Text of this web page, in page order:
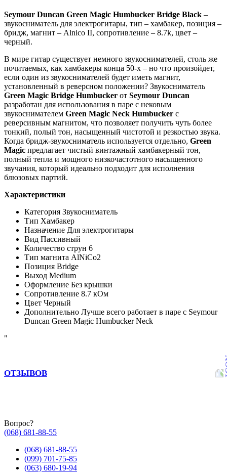
Seymour Duncan Green Magic Humbucker Bridge Black –
звукосниматель для электрогитары, тип – хамбакер, позиция –
бридж, магнит – Alnico II, сопротивление – 8.7k, цвет –
черный.
В мире гитар существует немного звукоснимателей, столь же
почитаемых, как хамбакеры конца 50-х – но что произойдет,
если один из звукоснимателей будет иметь магнит,
установленный в реверсном положении? Звукосниматель
Green Magic Bridge Humbucker от Seymour Duncan
разработан для использования в паре с нековым
звукоснимателем Green Magic Neck Humbucker с
реверсивным магнитом, что позволяет получить чуть более
тонкий, полый тон, насыщенный чистотой и резкостью звука.
Когда бридж-звукосниматель используется отдельно, Green
Magic предлагает чистый винтажный хамбакерный тон,
полный тепла и мощного низкочастотного насыщенного
звучания, который идеально подходит для исполнения
блюзовых партий.
Характеристики
Категория Звукосниматель
Тип Хамбакер
Назначение Для электрогитары
Вид Пассивный
Количество струн 6
Тип магнита AlNiCo2
Позиция Bridge
Выход Medium
Оформление Без крышки
Сопротивление 8.7 кОм
Цвет Черный
Дополнительно Лучше всего работает в паре с Seymour
Duncan Green Magic Humbucker Neck
"
ОТЗЫВОВ
Вопрос?
(068) 681-88-55
(068) 681-88-55
(099) 701-75-85
(063) 680-19-94